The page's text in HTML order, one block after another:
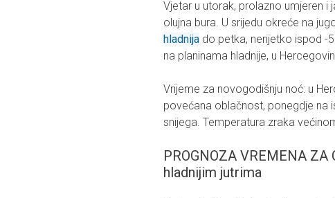
Vjetar u utorak, prolazno umjeren i
olujna bura. U srijedu okreće na
hladnija do petka, nerijetko ispod -
na planinama hladnije, u
Vrijeme za novogodišnju noć: u
povećana oblačnost, ponegdje na
snijega. Temperatura zraka
PROGNOZA VREMENA ZA
hladnijim jutrima